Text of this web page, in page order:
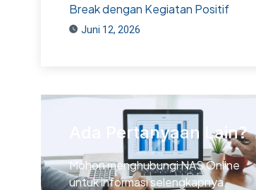
Break dengan Kegiatan Positif
Juni 12, 2026
Ada Pertanyaan Lain?
Mohon menghubungi NAS Online
untuk informasi selengkapnya.